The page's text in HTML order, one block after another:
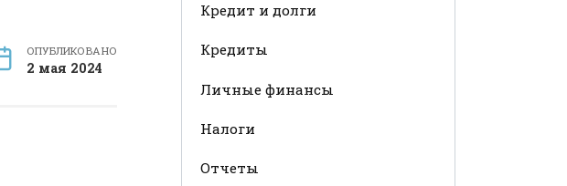
ОПУБЛИКОВАНО
2 мая 2024
Кредит и долги
Кредиты
Личные финансы
Налоги
Отчеты